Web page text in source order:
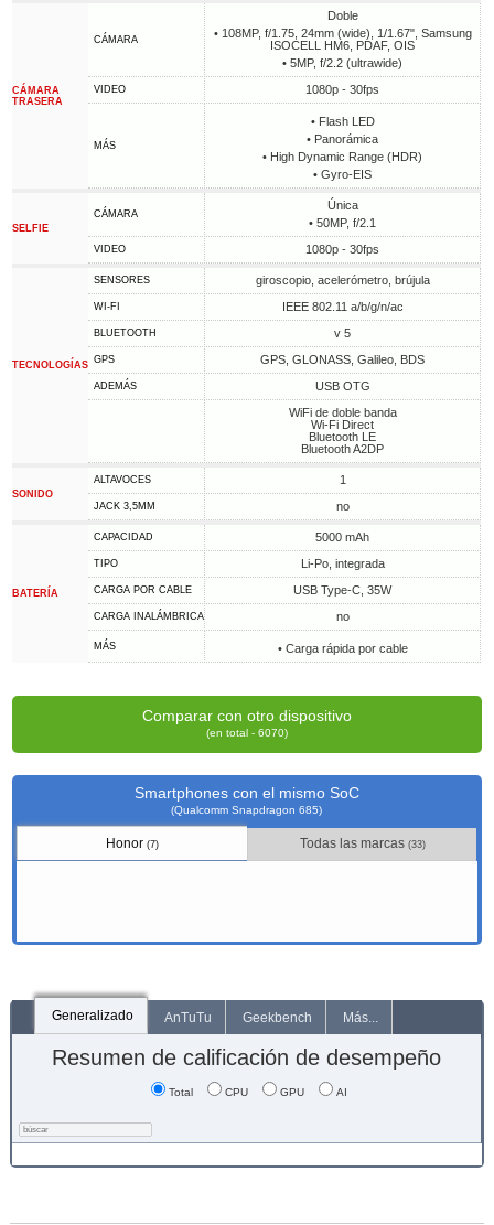
CÁMARA
TRASERA
CÁMARA
Doble
• 108MP, f/1.75, 24mm (wide), 1/1.67", Samsung
ISOCELL HM6, PDAF, OIS
• 5MP, f/2.2 (ultrawide)
VIDEO 1080p - 30fps
MÁS
• Flash LED
• Panorámica
• High Dynamic Range (HDR)
• Gyro-EIS
SELFIE
CÁMARA
Única
• 50MP, f/2.1
VIDEO 1080p - 30fps
TECNOLOGÍAS
SENSORES giroscopio, acelerómetro, brújula
WI-FI IEEE 802.11 a/b/g/n/ac
BLUETOOTH v 5
GPS GPS, GLONASS, Galileo, BDS
ADEMÁS
USB OTG
WiFi de doble banda
Wi-Fi Direct
Bluetooth LE
Bluetooth A2DP
SONIDO
ALTAVOCES 1
JACK 3,5MM no
BATERÍA
CAPACIDAD 5000 mAh
TIPO Li-Po, integrada
CARGA POR CABLE USB Type-C, 35W
CARGA INALÁMBRICA no
MÁS • Carga rápida por cable
Comparar con otro dispositivo
(en total - 6070)
Smartphones con el mismo SoC
(Qualcomm Snapdragon 685)
Honor(7) Todas las marcas (33)
Generalizado AnTuTu Geekbench Más...
Resumen de calificación de desempeño
Total CPU GPU AI